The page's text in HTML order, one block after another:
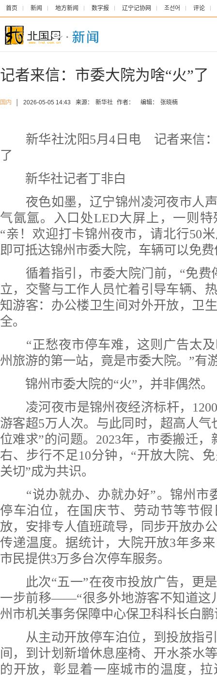
首页 新闻 地方新闻 数字报 辽宁记协网 조선어 评论
记者来信：市委大院为啥“火”了
国内 2026-05-05 14:43 来源： 新华社 作者： 编辑： 张晓楠
新华社沈阳5月4日电 记者来信：
了
新华社记者丁非白
夜色如墨，辽宁锦州凌河夜市人声
气氤氲。入口处LED大屏上，一则
“亲！欢迎打卡锦州夜市，请北行50
即可抵达锦州市委大院，车辆可以免费
循着指引，市委大院门前，“免费
立，交警与工作人员忙着引导车辆、
知游客：办公楼卫生间对外开放，卫
全。
“正愁夜市停车难，这则广告太及
州旅游的第一站，竟是市委大院。”有
锦州市委大院的“火”，并非偶然。
凌河夜市是锦州夜经济标杆，
游客超5万人次。与此同时，超高人气
位难求”的问题。2023年，市委搬迁，
右、步行不足10分钟，“开放大院、
关切”成为共识。
“说办就办、办就办好”。锦州市
停车泊位，在国庆节、劳动节等节
放，安排专人值班疏导，同步开放办
传递温度。据统计，大院开放3年多
市民提供3万多台次停车服务。
此次“五一”在夜市投放广告，更是
一步前移——“很多外地游客不知道这
州市机关事务保障中心保卫科科长白
从主动开放停车泊位，到投放指引
间，到计划新增休息座椅、开水茶
的开放，彰显着一座城市的温度，